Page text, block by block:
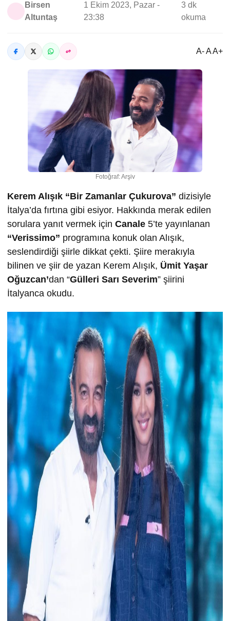
Birsen
Altuntaş
1 Ekim 2023, Pazar -
23:38
3 dk
okuma
A- A A+
Fotoğraf: Arşiv
Kerem Alışık “Bir Zamanlar Çukurova” dizisiyle
İtalya’da fırtına gibi esiyor. Hakkında merak edilen
sorulara yanıt vermek için Canale 5’te yayınlanan
“Verissimo” programına konuk olan Alışık,
seslendirdiği şiirle dikkat çekti. Şiire merakıyla
bilinen ve şiir de yazan Kerem Alışık, Ümit Yaşar
Oğuzcan’dan “Gülleri Sarı Severim” şiirini
İtalyanca okudu.